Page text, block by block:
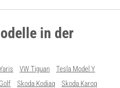
in der
VW Tiguan
Tesla Model Y
Skoda Kodiaq Skoda Karoq